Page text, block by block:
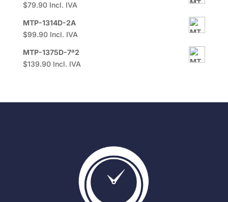
$79.90 Incl. IVA
MTP-1314D-2A
$99.90 Incl. IVA
MTP-1375D-7ª2
$139.90 Incl. IVA